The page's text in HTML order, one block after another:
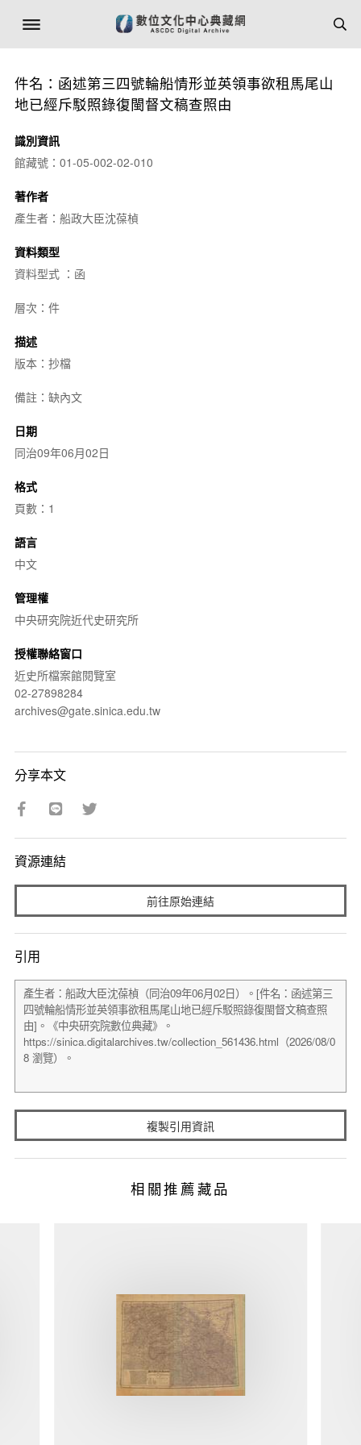
件名：函述第三四號輪船情形並英領事欲租馬尾山
地已經斥駁照錄復閩督文稿查照由
識別資訊
館藏號：01-05-002-02-010
著作者
產生者：船政大臣沈葆楨
資料類型
資料型式 ：函
層次：件
描述
版本：抄檔
備註：缺內文
日期
同治09年06月02日
格式
頁數：1
語言
中文
管理權
中央研究院近代史研究所
授權聯絡窗口
近史所檔案館閱覽室
02-27898284
archives@gate.sinica.edu.tw
分享本文
資源連結
前往原始連結
引用
複製引用資訊
相關推薦藏品